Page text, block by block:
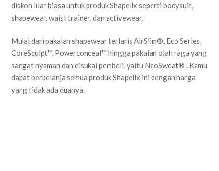
diskon luar biasa untuk produk Shapellx seperti bodysuit,
shapewear, waist trainer, dan activewear.
Mulai dari pakaian shapewear terlaris AirSlim®, Eco Series,
CoreSculpt™, Powerconceal™ hingga pakaian olah raga yang
sangat nyaman dan disukai pembeli, yaitu NeoSweat® . Kamu
dapat berbelanja semua produk Shapellx ini dengan harga
yang tidak ada duanya.